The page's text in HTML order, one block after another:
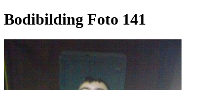
Bodibilding Foto 141